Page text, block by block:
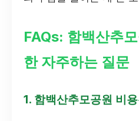
FAQs: 함백산추
한 자주하는 질문
1. 함백산추모공원 비